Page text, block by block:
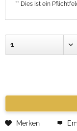
** Dies ist ein
Merken